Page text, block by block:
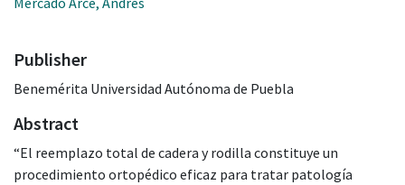
Publisher
Benemérita Universidad Autónoma de Puebla
Abstract
“El reemplazo total de cadera y rodilla constituye un
procedimiento ortopédico eficaz para tratar patología